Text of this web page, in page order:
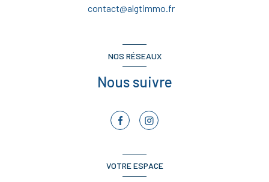
contact@algtimmo.fr
NOS RÉSEAUX
Nous suivre
VOTRE ESPACE